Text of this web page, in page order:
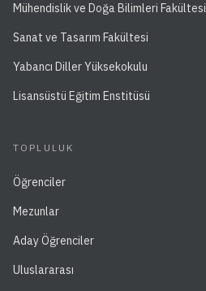
Mühendislik ve Doğa Bilimleri Fakültesi
Sanat ve Tasarım Fakültesi
Yabancı Diller Yüksekokulu
Lisansüstü Eğitim Enstitüsü
TOPLULUK
Öğrenciler
Mezunlar
Aday Öğrenciler
Uluslararası